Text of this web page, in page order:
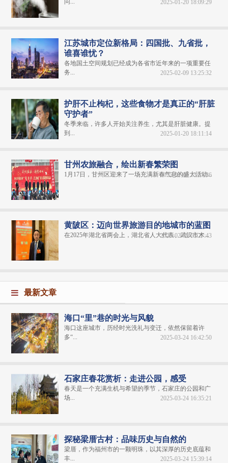
2025-01-20 18:09:29
江苏城市定位新格局：四国批、九省批，
谁喜谁忧？
各地国土空间规划已经成为各省市近年来的一项重要任
务...
2025-02-09 13:25:32
护肝不止枸杞，这些食物才是真正的“肝脏
守护者”
冬季来临，许多人开始关注养生，尤其是肝脏健康。提
到...
2025-01-20 18:11:14
甘州农旅融合，绘出新春繁荣图
1月17日，甘州区迎来了一场充满新春气息的盛大活动...
2025-02-09 13:25:36
黄陂区：迈向世界旅游目的地城市的蓝图
在2025年湖北省两会上，湖北省人大代表、武汉市木...
2025-02-09 13:27:43
最新文章
海口“里”巷的时光与风貌
海口这座城市，历经时光洗礼与变迁，依然保留着许
多“...
2025-03-24 16:42:50
石家庄春花赏析：走进公园，感受
春天是一个充满生机与希望的季节，石家庄的公园和广
场...
2025-03-24 16:35:21
探秘梁厝古村：品味历史与自然的
梁厝，作为福州市的一颗明珠，以其深厚的历史底蕴和
丰...
2025-03-24 15:39:14